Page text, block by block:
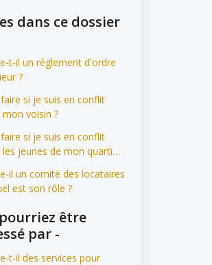
dans ce dossier
t-il un règlement d'ordre
?
si je suis en conflit
mon voisin ?
si je suis en conflit
les jeunes de mon quartier
il un comité des locataires
est son rôle ?
être
par -
t-il des services pour